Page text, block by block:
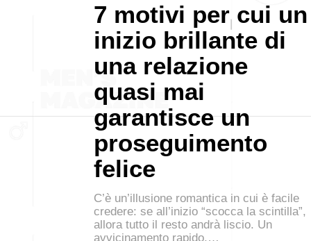
7 motivi per cui un
inizio brillante di
una relazione
quasi mai
garantisce un
proseguimento
felice
C’è un’illusione romantica in cui è facile
credere: se all’inizio “scocca la scintilla”,
allora tutto il resto andrà liscio. Un
avvicinamento rapido,…